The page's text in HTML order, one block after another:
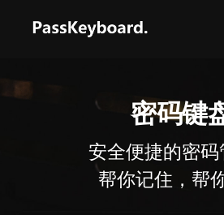
密码键
安全便捷的密码
帮你记住，帮